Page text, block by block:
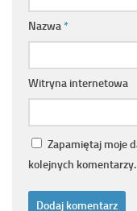
Nazwa*
Witryna internetowa
Zapamiętaj moje
kolejnych komentarzy.